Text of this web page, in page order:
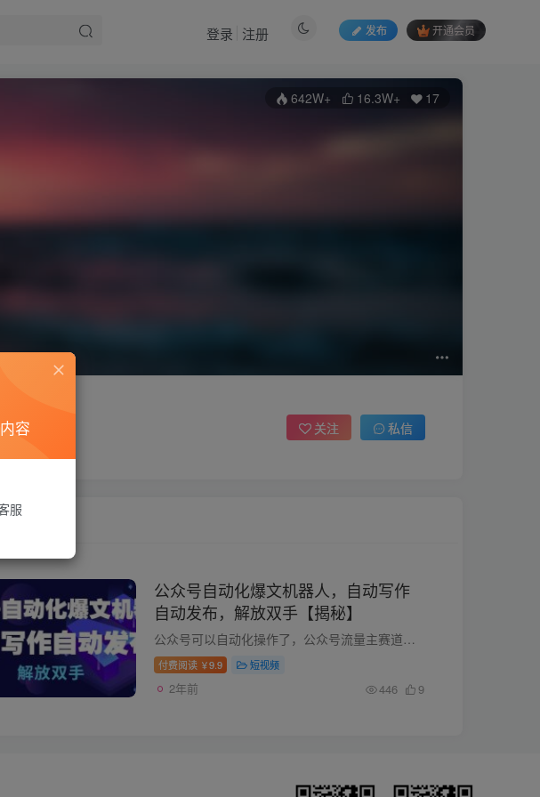
发布 开通会员
登录 注册
642W+ 16.3W+ 17
关注 私信
公众号自动化爆文机器人，自动写作
自动发布，解放双手【揭秘】
公众号可以自动化操作了，公众号流量主赛道日益拥挤，提高效率才是王道，目前自动化机器人的功能包括：自动写文章、自动插入图片、自动插入封面、自动写标题、自动点击发布或存草稿，而且功能会...
付费阅读 ￥9.9 短视频
2年前 446 9
容
服